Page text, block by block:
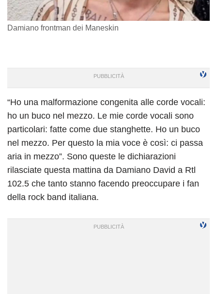
Damiano frontman dei Maneskin
“Ho una malformazione congenita alle corde vocali:
ho un buco nel mezzo. Le mie corde vocali sono
particolari: fatte come due stanghette. Ho un buco
nel mezzo. Per questo la mia voce è così: ci passa
aria in mezzo”. Sono queste le dichiarazioni
rilasciate questa mattina da Damiano David a Rtl
102.5 che tanto stanno facendo preoccupare i fan
della rock band italiana.